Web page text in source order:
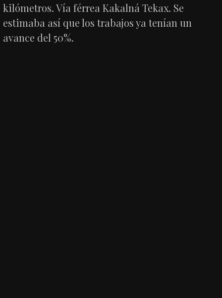
kilómetros. Vía férrea Kakalná Tekax. Se
estimaba así que los trabajos ya tenían un
avance del 50%.